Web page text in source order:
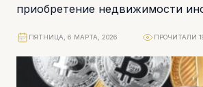
приобретение недвижимости
введение вызывает серьезную
обеспокоенность у участников
ПЯТНИЦА, 6 МАРТА, 2026 ПРОЧИТАЛИ